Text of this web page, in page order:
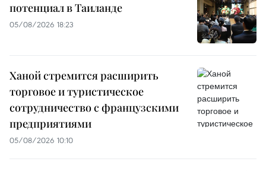
потенциал в Таиланде
05/08/2026 18:23
Ханой стремится расширить
торговое и туристическое
сотрудничество с французскими
предприятиями
05/08/2026 10:10